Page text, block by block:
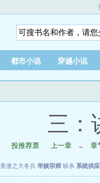
都市小说 穿越小说
三：
投推荐票 上一章 ← 章
美漫之大冬兵 华娱宗师 斩杀 系统供